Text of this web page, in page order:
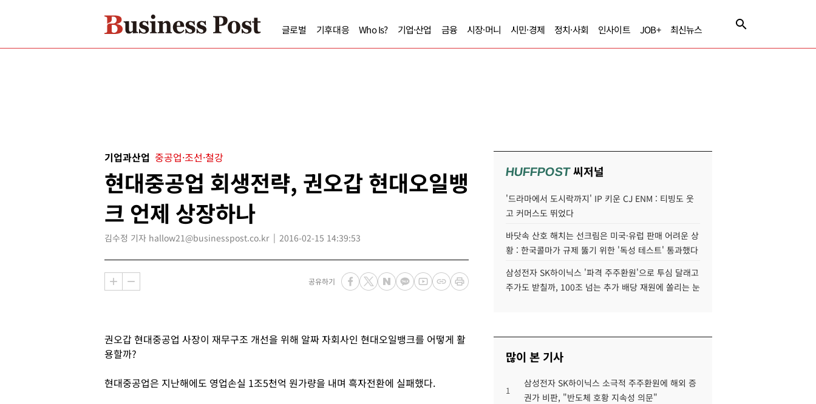
글로벌 기후대응 Who Is? 기업·산업 금융 시장·머니 시민·경제 정치·사회 인사이트 JOB+ 최신뉴스
기업과산업 중공업·조선·철강
현대중공업 회생전략, 권오갑 현대오일뱅
크 언제 상장하나
김수정 기자 hallow21@businesspost.co.kr 2016-02-15 14:39:53
공유하기
권오갑 현대중공업 사장이 재무구조 개선을 위해 알짜 자회사인 현대오일뱅크를 어떻게 활
용할까?
현대중공업은 지난해에도 영업손실 1조5천억 원가량을 내며 흑자전환에 실패했다.
HUFFPOST씨저널
'드라마에서 도시락까지' IP 키운 CJ ENM : 티빙도 웃
고 커머스도 뛰었다
바닷속 산호 해치는 선크림은 미국·유럽 판매 어려운 상
황 : 한국콜마가 규제 뚫기 위한 '독성 테스트' 통과했다
삼성전자 SK하이닉스 '파격 주주환원'으로 투심 달래고
주가도 받칠까, 100조 넘는 추가 배당 재원에 쏠리는 눈
많이 본 기사
1
삼성전자 SK하이닉스 소극적 주주환원에 해외 증
권가 비판, "반도체 호황 지속성 의문"